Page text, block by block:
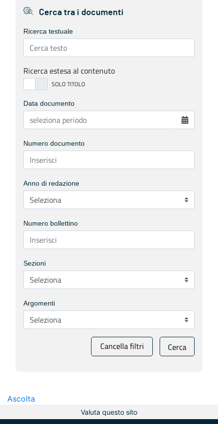
Cerca tra i documenti
Ricerca testuale
Ricerca estesa al contenuto
Data documento
Numero documento
Anno di redazione
Numero bollettino
Sezioni
Argomenti
Cancella filtri Cerca
Ascolta
Valuta questo sito